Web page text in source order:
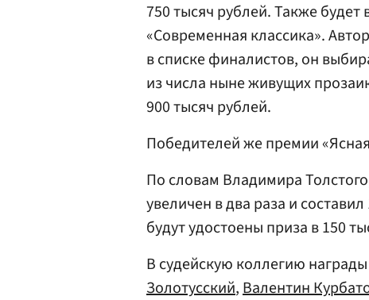
750 тысяч рублей. Также
«Современная классика».
в списке финалистов, он
из числа ныне живущих
900 тысяч рублей.
Победителей же премии
По словам Владимира
увеличен в два раза и
будут удостоены приза в 150
В судейскую коллегию
Золотусский,Валентин